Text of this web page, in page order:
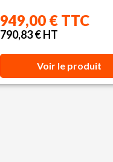
949,00 € TTC
790,83 € HT
Voir le produit